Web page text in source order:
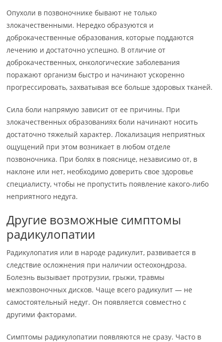
Опухоли в позвоночнике бывают не только
злокачественными. Нередко образуются и
доброкачественные образования, которые поддаются
лечению и достаточно успешно. В отличие от
доброкачественных, онкологические заболевания
поражают организм быстро и начинают ускоренно
прогрессировать, захватывая все больше здоровых тканей.
Сила боли напрямую зависит от ее причины. При
злокачественных образованиях боли начинают носить
достаточно тяжелый характер. Локализация неприятных
ощущений при этом возникает в любом отделе
позвоночника. При болях в пояснице, независимо от, в
наклоне или нет, необходимо доверить свое здоровье
специалисту, чтобы не пропустить появление какого-либо
неприятного недуга.
Другие возможные симптомы
радикулопатии
Радикулопатия или в народе радикулит, развивается в
следствие осложнения при наличии остеохондроза.
Болезнь вызывает протрузии, грыжи, травмы
межпозвоночных дисков. Чаще всего радикулит — не
самостоятельный недуг. Он появляется совместно с
другими факторами.
Симптомы радикулопатии появляются не сразу. Часто в